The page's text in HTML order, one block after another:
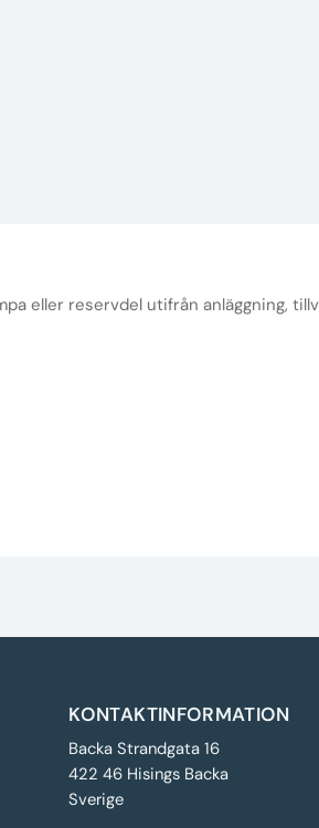
eller reservdel utifrån anläggning,
KONTAKTINFORMATION
Backa Strandgata 16
422 46 Hisings Backa
Sverige